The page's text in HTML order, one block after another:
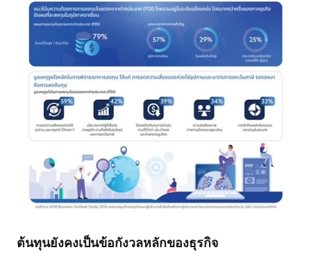
ต้นทุนยังคงเป็นข้อกังวลหลักของธุรกิจ